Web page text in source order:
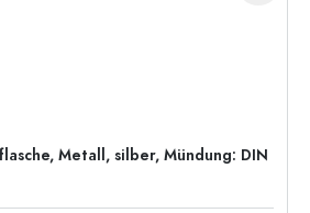
Metall, silber, Mündung: DIN